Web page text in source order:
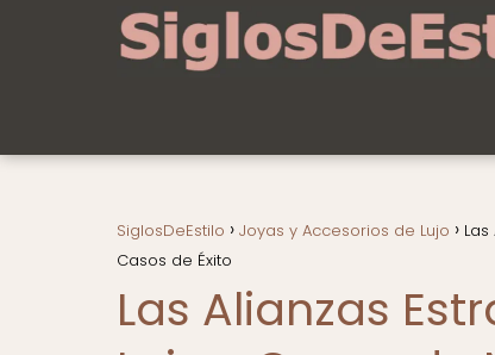
SiglosDeEstilo Joyas y Accesorios de Lujo
Casos de Éxito
Las Alianzas